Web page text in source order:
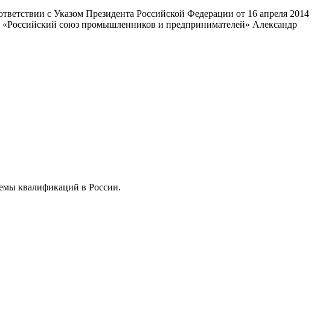
с Указом Президента Российской Федерации от 16 апреля 2014
«Российский союз промышленников и предпринимателей» Александр
квалификаций в России.